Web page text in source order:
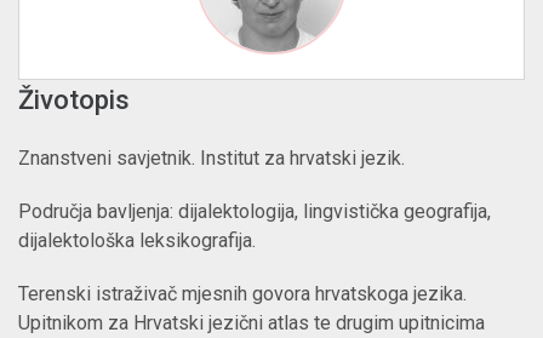
Životopis
Znanstveni savjetnik. Institut za hrvatski jezik.
Područja bavljenja: dijalektologija, lingvistička geografija,
dijalektološka leksikografija.
Terenski istraživač mjesnih govora hrvatskoga jezika.
Upitnikom za Hrvatski jezični atlas te drugim upitnicima